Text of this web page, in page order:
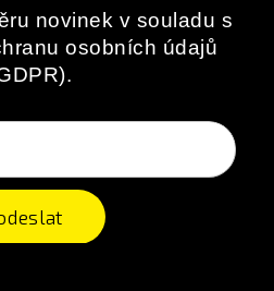
novinek v souladu s
osobních údajů